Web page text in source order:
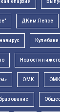
епархия
ДК им Лепсе
Кулебаки
Новости
ОМК